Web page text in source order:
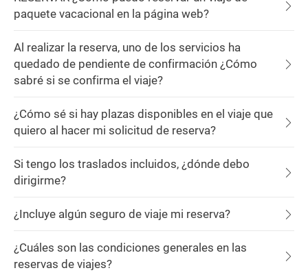
paquete vacacional en la página web?
Al realizar la reserva, uno de los servicios ha
quedado de pendiente de confirmación ¿Cómo
sabré si se confirma el viaje?
¿Cómo sé si hay plazas disponibles en el viaje que
quiero al hacer mi solicitud de reserva?
Si tengo los traslados incluidos, ¿dónde debo
dirigirme?
¿Incluye algún seguro de viaje mi reserva?
¿Cuáles son las condiciones generales en las
reservas de viajes?